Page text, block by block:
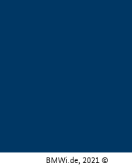
BMWi.de, 2021 ©